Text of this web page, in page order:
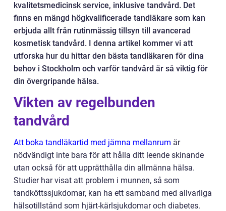
kvalitetsmedicinsk service, inklusive tandvård. Det
finns en mängd högkvalificerade tandläkare som kan
erbjuda allt från rutinmässig tillsyn till avancerad
kosmetisk tandvård. I denna artikel kommer vi att
utforska hur du hittar den bästa tandläkaren för dina
behov i Stockholm och varför tandvård är så viktig för
din övergripande hälsa.
Vikten av regelbunden
tandvård
Att boka tandläkartid med jämna mellanrum är
nödvändigt inte bara för att hålla ditt leende skinande
utan också för att upprätthålla din allmänna hälsa.
Studier har visat att problem i munnen, så som
tandköttssjukdomar, kan ha ett samband med allvarliga
hälsotillstånd som hjärt-kärlsjukdomar och diabetes.